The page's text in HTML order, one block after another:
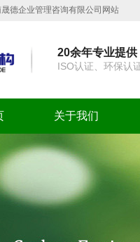
德企业管理咨询有限公司网站
20余年专业提供
ISO认证、环保认
关于我们